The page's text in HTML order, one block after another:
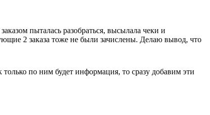
пыталась разобраться, высылала чеки и
2 заказа тоже не были зачислены. Делаю вывод, что
по ним будет информация, то сразу добавим эти